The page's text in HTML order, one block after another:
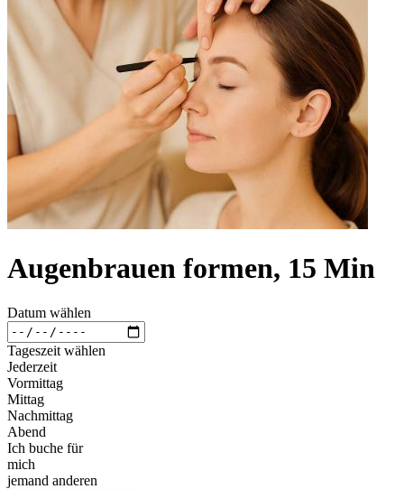
Augenbrauen formen, 15 Min
Datum wählen
Tageszeit wählen
Jederzeit
Vormittag
Mittag
Nachmittag
Abend
Ich buche für
mich
jemand anderen